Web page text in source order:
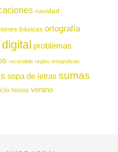
navidad
básicas ortografía
problemas
recortable reglas ortográficas
sopa de letras sumas
textos verano